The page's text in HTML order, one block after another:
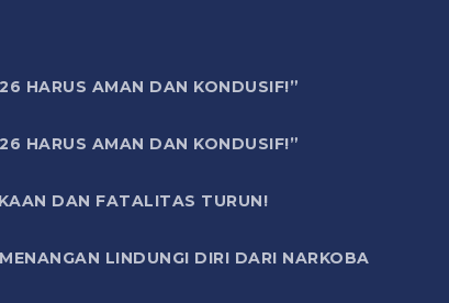
HARUS AMAN DAN KONDUSIF!”
HARUS AMAN DAN KONDUSIF!”
DAN FATALITAS TURUN!
LINDUNGI DIRI DARI NARKOBA